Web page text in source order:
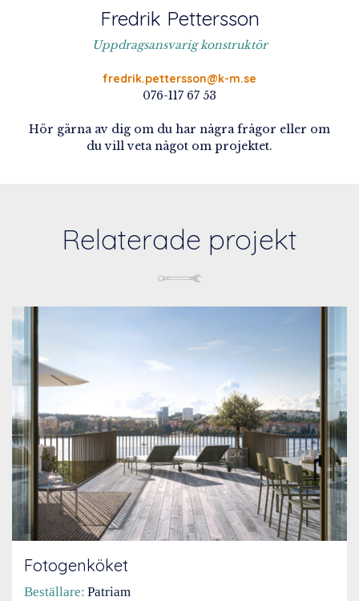
Fredrik Pettersson
Uppdragsansvarig konstruktör
fredrik.pettersson@k-m.se
076-117 67 53
Hör gärna av dig om du har några frågor eller om
du vill veta något om projektet.
Relaterade projekt
Fotogenköket
Beställare: Patriam